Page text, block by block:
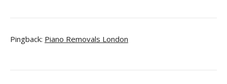
Pingback: Piano Removals London